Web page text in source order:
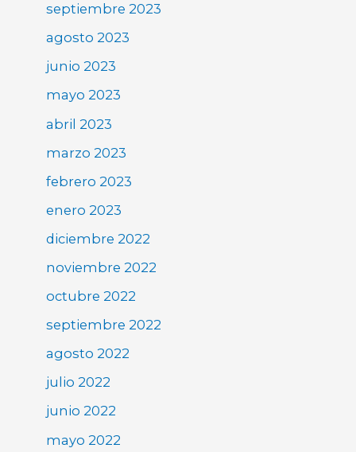
septiembre 2023
agosto 2023
junio 2023
mayo 2023
abril 2023
marzo 2023
febrero 2023
enero 2023
diciembre 2022
noviembre 2022
octubre 2022
septiembre 2022
agosto 2022
julio 2022
junio 2022
mayo 2022